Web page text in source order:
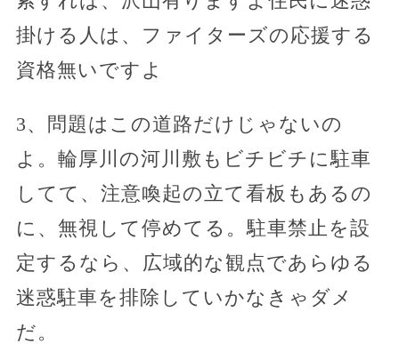
掛ける人は、ファイターズの応援する
資格無いですよ
3、問題はこの道路だけじゃないの
よ。輪厚川の河川敷もビチビチに駐車
してて、注意喚起の立て看板もあるの
に、無視して停めてる。駐車禁止を設
定するなら、広域的な観点であらゆる
迷惑駐車を排除していかなきゃダメ
だ。